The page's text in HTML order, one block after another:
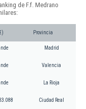
de F.f. Medrano
Provincia
Madrid
Valencia
La Rioja
Ciudad Real